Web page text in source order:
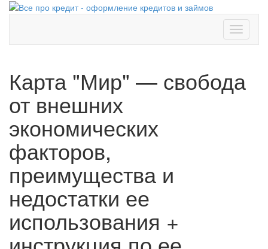
Toggle
Карта "Мир" — свобода
от внешних
экономических
факторов,
преимущества и
недостатки ее
использования +